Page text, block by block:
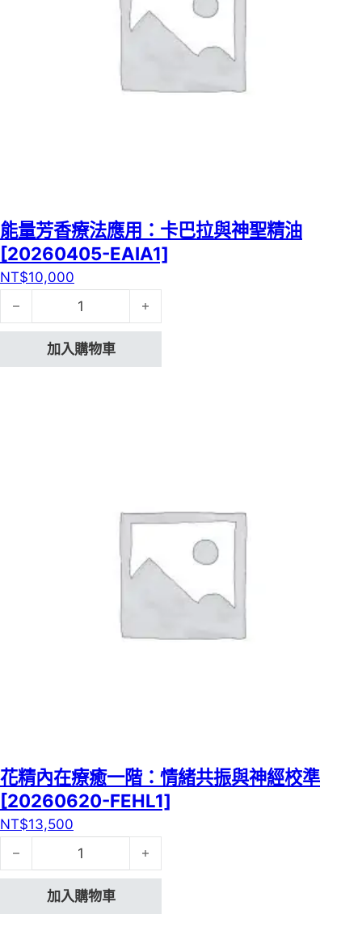
能量芳香療法應用：卡巴拉與神聖精油
[20260405-EAIA1]
NT$10,000
能量芳香療法應用：卡巴拉與神聖精油[20260405-EAIA1]
加入購物車
花精內在療癒一階：情緒共振與神經校準
[20260620-FEHL1]
NT$13,500
花精內在療癒一階：情緒共振與神經校準[20260620-
加入購物車